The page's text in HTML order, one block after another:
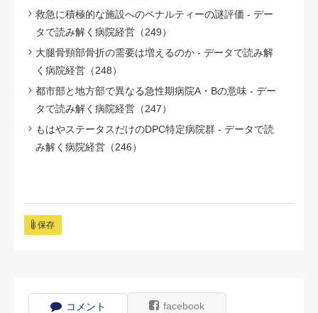
救急に積極的な施設へのペナルティーの謎評価 - デー
タで読み解く病院経営（249）
大腿骨頸部骨折の需要は増えるのか - データで読み解
く病院経営（248）
都市部と地方部で異なる急性期病院A・Bの意味 - デー
タで読み解く病院経営（247）
もはやステータスだけのDPC特定病院群 - データで読
み解く病院経営（246）
保存
コメント facebook